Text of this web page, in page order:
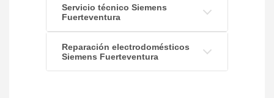
Servicio técnico Siemens
Fuerteventura
Reparación electrodomésticos
Siemens Fuerteventura